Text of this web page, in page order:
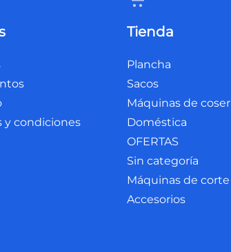
y condiciones
Tienda
Plancha
Sacos
Máquinas de coser
Doméstica
OFERTAS
Sin categoría
Máquinas de corte
Accesorios